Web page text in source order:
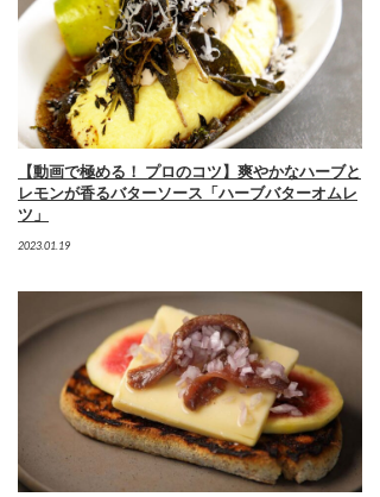
【動画で極める！ プロのコツ】爽やかなハーブと
レモンが香るバターソース「ハーブバターオムレ
ツ」
2023.01.19